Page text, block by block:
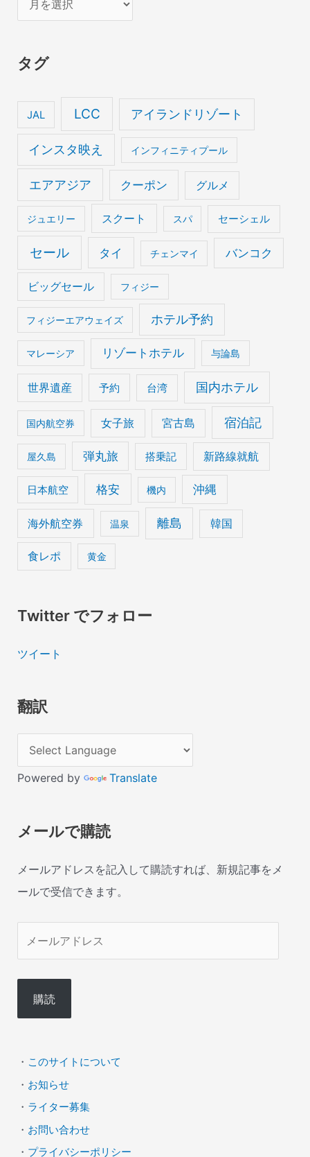
ー
イ
タグ
JAL LCC アイランドリゾート
インスタ映え インフィニティプール
エアアジア クーポン グルメ
ジュエリー スクート スパ セーシェル
セール タイ チェンマイ バンコク
ビッグセール フィジー
フィジーエアウェイズ ホテル予約
マレーシア リゾートホテル 与論島
世界遺産 予約 台湾 国内ホテル
国内航空券 女子旅 宮古島 宿泊記
屋久島 弾丸旅 搭乗記 新路線就航
日本航空 格安 機内 沖縄
海外航空券 温泉 離島 韓国
食レポ 黄金
Twitter でフォロー
ツイート
翻訳
Powered by Translate
メールで購読
メールアドレスを記入して購読すれば、新規記事をメ
ールで受信できます。
ル
ド
ス
購読
・ このサイトについて
・ お知らせ
・ ライター募集
・ お問い合わせ
・ プライバシーポリシー